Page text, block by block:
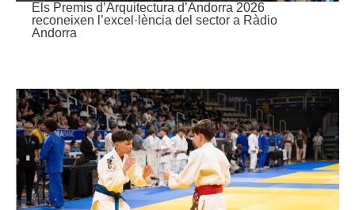
Els Premis d’Arquitectura d’Andorra 2026
reconeixen l’excel·lència del sector a Ràdio
Andorra